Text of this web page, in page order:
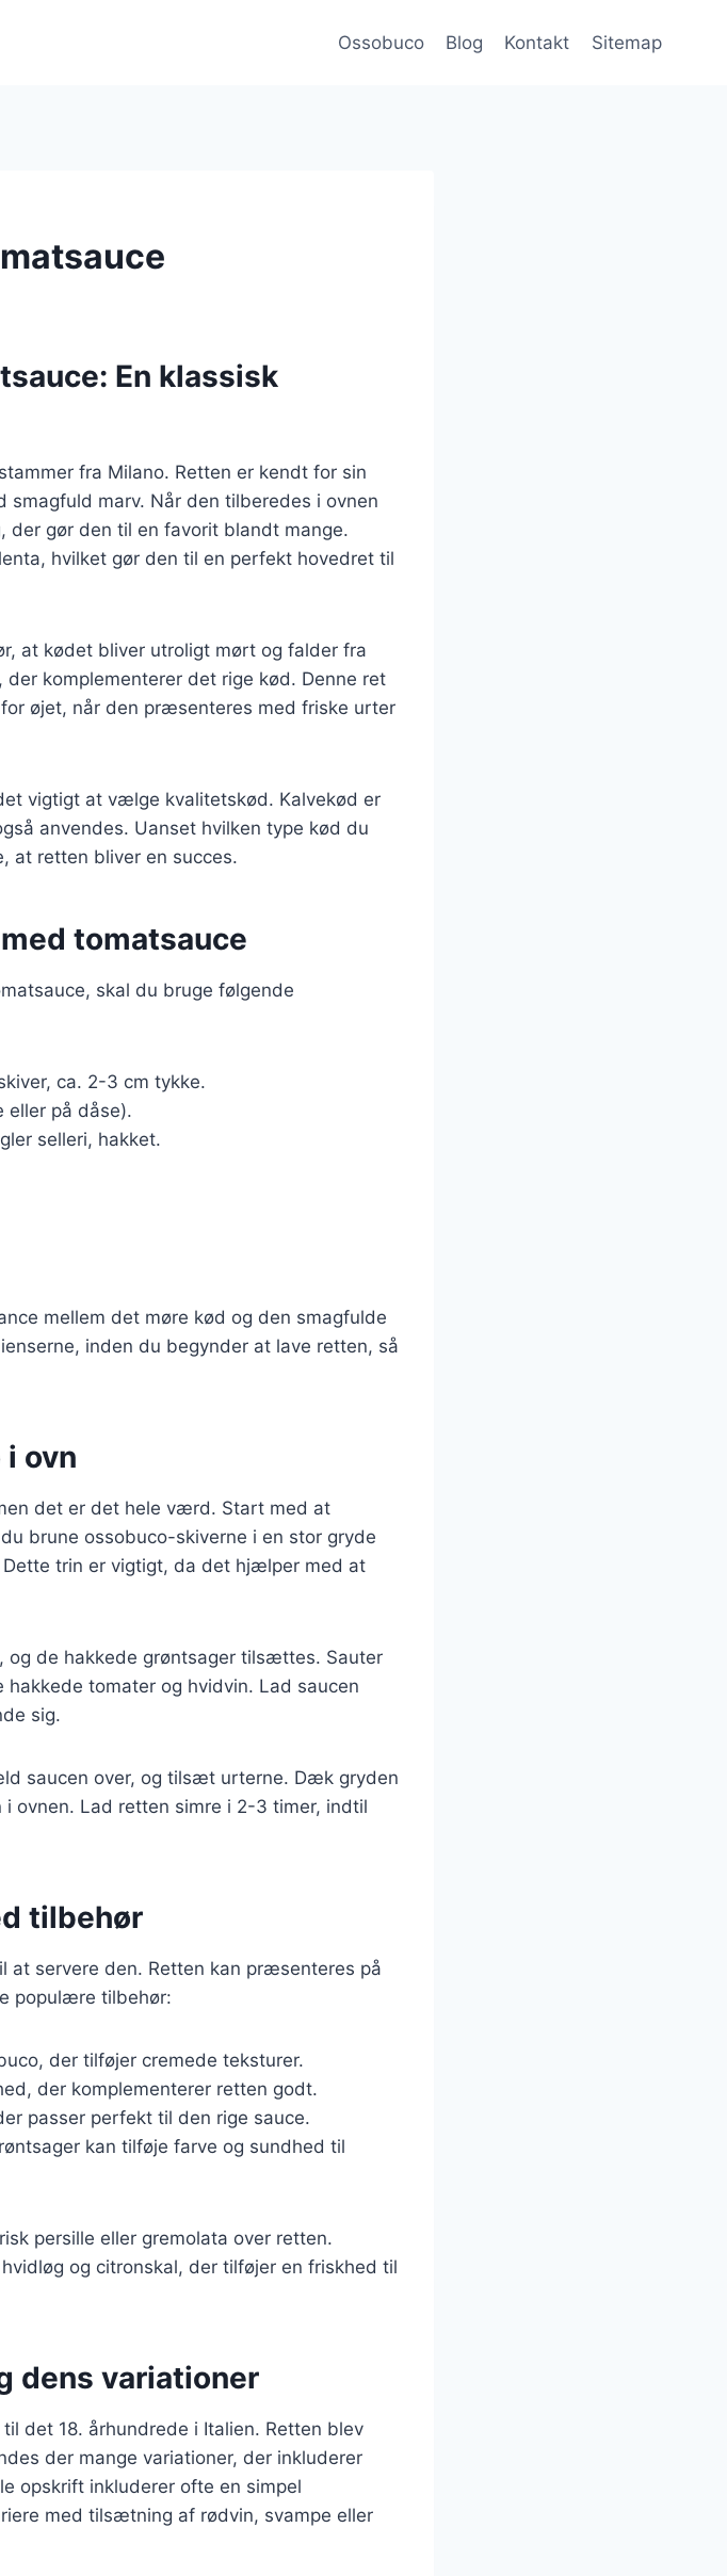
Ossobuco Blog Kontakt Sitemap
En klassisk
fra Milano. Retten er kendt for sin
marv. Når den tilberedes i ovnen
der gør den til en favorit blandt mange.
hvilket gør den til en perfekt hovedret til
at kødet bliver utroligt mørt og falder fra
komplementerer det rige kød. Denne ret
øjet, når den præsenteres med friske urter
vigtigt at vælge kvalitetskød. Kalvekød er
anvendes. Uanset hvilken type kød du
at retten bliver en succes.
tomatsauce
skal du bruge følgende
ca. 2-3 cm tykke.
eller på dåse).
selleri, hakket.
mellem det møre kød og den smagfulde
inden du begynder at lave retten, så
ovn
det er det hele værd. Start med at
brune ossobuco-skiverne i en stor gryde
trin er vigtigt, da det hjælper med at
de hakkede grøntsager tilsættes. Sauter
tomater og hvidvin. Lad saucen
sig.
saucen over, og tilsæt urterne. Dæk gryden
ovnen. Lad retten simre i 2-3 timer, indtil
tilbehør
servere den. Retten kan præsenteres på
populære tilbehør:
der tilføjer cremede teksturer.
der komplementerer retten godt.
passer perfekt til den rige sauce.
kan tilføje farve og sundhed til
persille eller gremolata over retten.
og citronskal, der tilføjer en friskhed til
dens variationer
det 18. århundrede i Italien. Retten blev
der mange variationer, der inkluderer
opskrift inkluderer ofte en simpel
med tilsætning af rødvin, svampe eller